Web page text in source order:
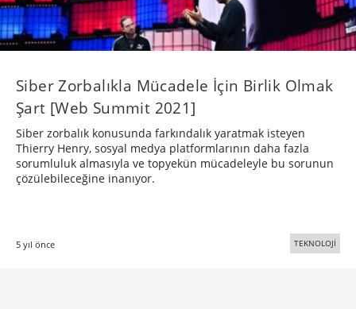
Siber Zorbalıkla Mücadele İçin Birlik Olmak
Şart [Web Summit 2021]
Siber zorbalık konusunda farkındalık yaratmak isteyen
Thierry Henry, sosyal medya platformlarının daha fazla
sorumluluk almasıyla ve topyekün mücadeleyle bu sorunun
çözülebileceğine inanıyor.
5 yıl önce TEKNOLOJİ